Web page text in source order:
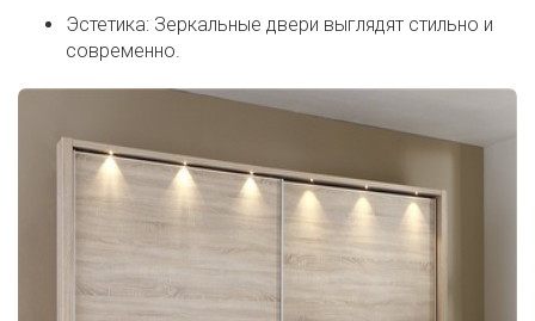
Эстетика: Зеркальные двери выглядят стильно и
современно.